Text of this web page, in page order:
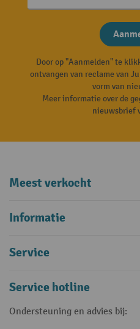
Door op "Aanmelden" te
ontvangen van reclame van
vorm van
Meer informatie over de
nieuwsbrief
Meest verkocht
Informatie
Service
Service hotline
Ondersteuning en advies bij: